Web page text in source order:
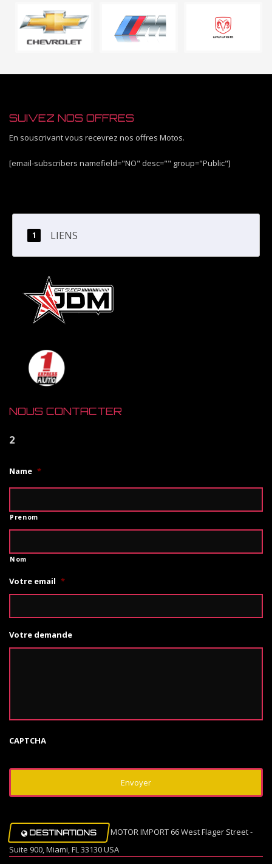
SUIVEZ NOS OFFRES
En souscrivant vous recevrez nos offres Motos.
[email-subscribers namefield="NO" desc="" group="Public"]
LIENS
NOUS CONTACTER
2
Name *
Prenom
Nom
Votre email *
Votre demande
CAPTCHA
DESTINATIONS
MOTOR IMPORT 66 West Flager Street -
Suite 900, Miami, FL 33130 USA